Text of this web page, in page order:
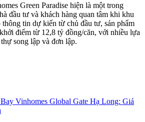
Green Paradise hiện là một trong
đầu tư và khách hàng quan tâm khi khu
tin dự kiến từ chủ đầu tư, sản phẩm
điểm từ 12,8 tỷ đồng/căn, với nhiều lựa
song lập và đơn lập.
Vinhomes Global Gate Hạ Long: Giá